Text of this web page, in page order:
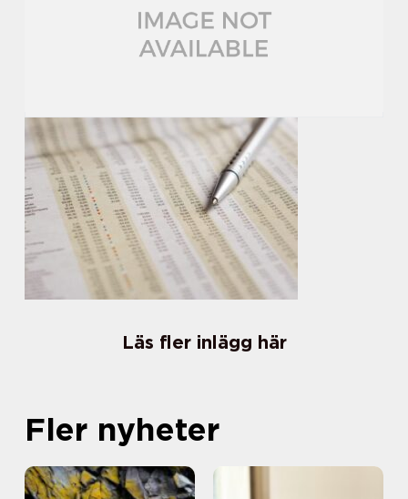
Läs fler inlägg här
Fler nyheter